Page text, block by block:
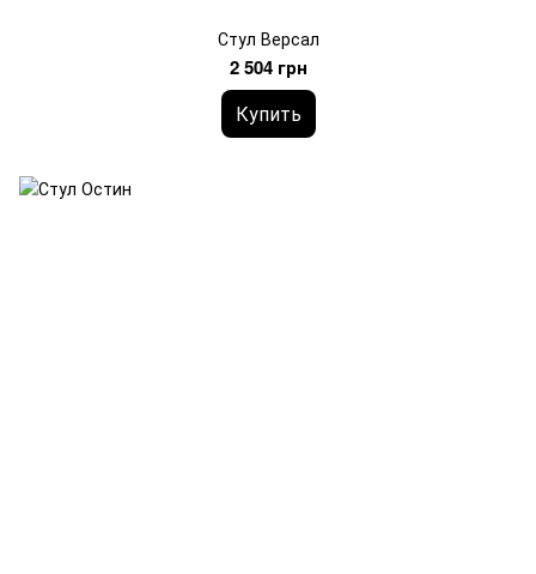
Стул Версал
2 504 грн
Купить